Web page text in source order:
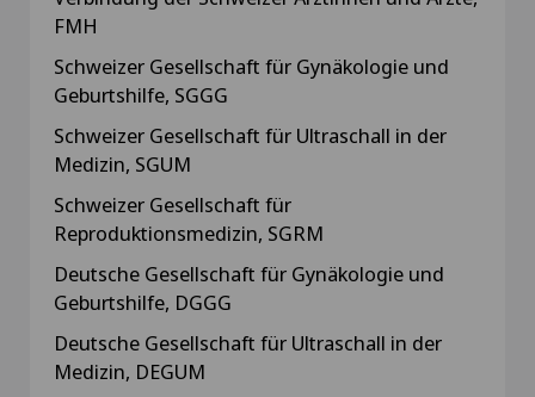
FMH
Schweizer Gesellschaft für Gynäkologie und
Geburtshilfe, SGGG
Schweizer Gesellschaft für Ultraschall in der
Medizin, SGUM
Schweizer Gesellschaft für
Reproduktionsmedizin, SGRM
Deutsche Gesellschaft für Gynäkologie und
Geburtshilfe, DGGG
Deutsche Gesellschaft für Ultraschall in der
Medizin, DEGUM